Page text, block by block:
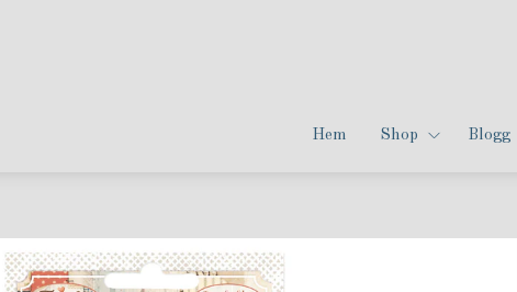
Hem Shop Blogg